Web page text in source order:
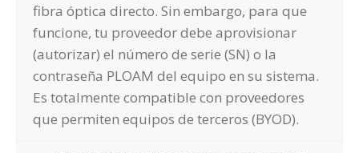
fibra óptica directo. Sin embargo, para que
funcione, tu proveedor debe aprovisionar
(autorizar) el número de serie (SN) o la
contraseña PLOAM del equipo en su sistema.
Es totalmente compatible con proveedores
que permiten equipos de terceros (BYOD).